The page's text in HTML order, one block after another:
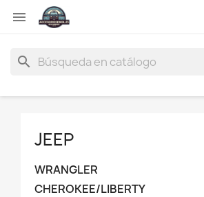

search
JEEP
WRANGLER
CHEROKEE/LIBERTY